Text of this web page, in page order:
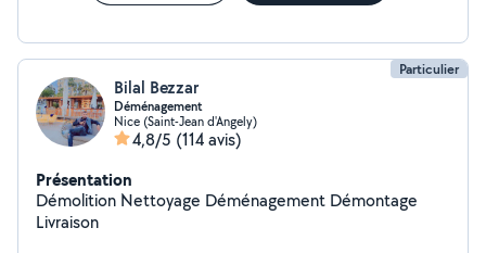
Particulier
Bilal Bezzar
Déménagement
Nice (Saint-Jean d'Angely)
4,8/5 (114 avis)
Présentation
Démolition Nettoyage Déménagement Démontage
Livraison